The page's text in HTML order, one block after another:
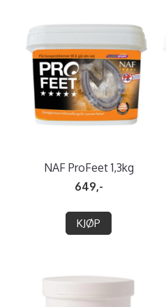
NAF ProFeet 1,3kg
649,-
KJØP